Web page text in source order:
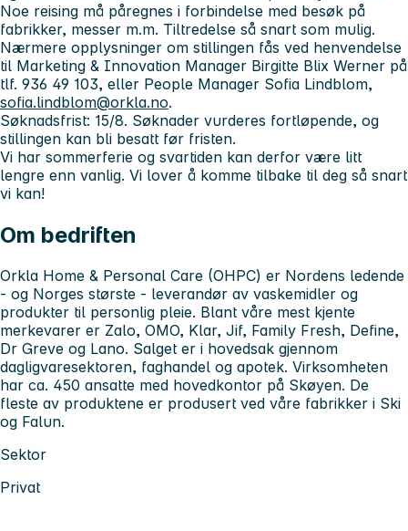
Noe reising må påregnes i forbindelse med besøk på
fabrikker, messer m.m. Tiltredelse så snart som mulig.
Nærmere opplysninger om stillingen fås ved henvendelse
til Marketing & Innovation Manager Birgitte Blix Werner på
tlf. 936 49 103, eller People Manager Sofia Lindblom,
sofia.lindblom@orkla.no.
Søknadsfrist: 15/8. Søknader vurderes fortløpende, og
stillingen kan bli besatt før fristen.
Vi har sommerferie og svartiden kan derfor være litt
lengre enn vanlig. Vi lover å komme tilbake til deg så snart
vi kan!
Om bedriften
Orkla Home & Personal Care (OHPC) er Nordens ledende
- og Norges største - leverandør av vaskemidler og
produkter til personlig pleie. Blant våre mest kjente
merkevarer er Zalo, OMO, Klar, Jif, Family Fresh, Define,
Dr Greve og Lano. Salget er i hovedsak gjennom
dagligvaresektoren, faghandel og apotek. Virksomheten
har ca. 450 ansatte med hovedkontor på Skøyen. De
fleste av produktene er produsert ved våre fabrikker i Ski
og Falun.
Sektor
Privat